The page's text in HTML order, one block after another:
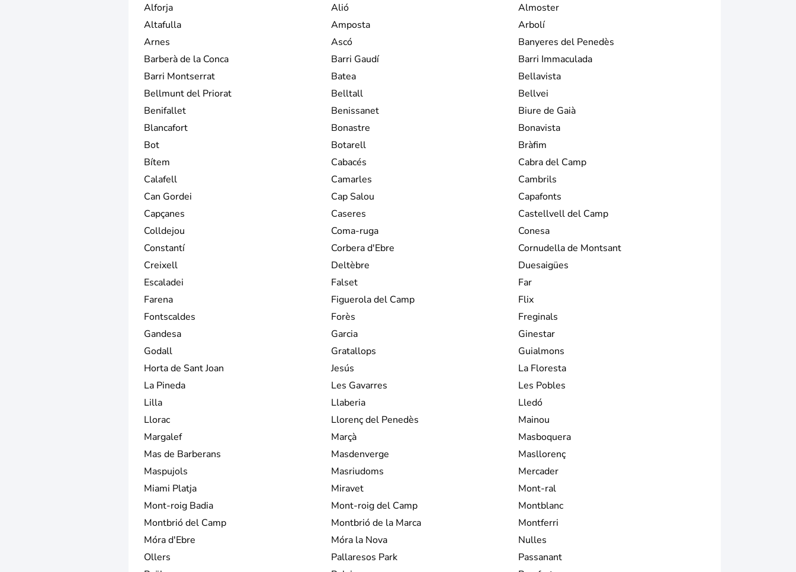
Alforja
Alió
Almoster
Altafulla
Amposta
Arbolí
Arnes
Ascó
Banyeres del Penedès
Barberà de la Conca
Barri Gaudí
Barri Immaculada
Barri Montserrat
Batea
Bellavista
Bellmunt del Priorat
Belltall
Bellvei
Benifallet
Benissanet
Biure de Gaià
Blancafort
Bonastre
Bonavista
Bot
Botarell
Bràfim
Bítem
Cabacés
Cabra del Camp
Calafell
Camarles
Cambrils
Can Gordei
Cap Salou
Capafonts
Capçanes
Caseres
Castellvell del Camp
Colldejou
Coma-ruga
Conesa
Constantí
Corbera d'Ebre
Cornudella de Montsant
Creixell
Deltèbre
Duesaigües
Escaladei
Falset
Far
Farena
Figuerola del Camp
Flix
Fontscaldes
Forès
Freginals
Gandesa
Garcia
Ginestar
Godall
Gratallops
Guialmons
Horta de Sant Joan
Jesús
La Floresta
La Pineda
Les Gavarres
Les Pobles
Lilla
Llaberia
Lledó
Llorac
Llorenç del Penedès
Mainou
Margalef
Marçà
Masboquera
Mas de Barberans
Masdenverge
Masllorenç
Maspujols
Masriudoms
Mercader
Miami Platja
Miravet
Mont-ral
Mont-roig Badia
Mont-roig del Camp
Montblanc
Montbrió del Camp
Montbrió de la Marca
Montferri
Móra d'Ebre
Móra la Nova
Nulles
Ollers
Pallaresos Park
Passanant